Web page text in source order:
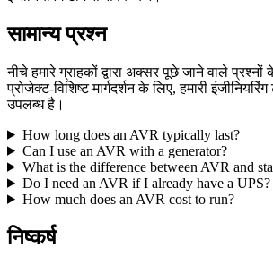
सामान्य प्रश्न
नीचे हमारे ग्राहकों द्वारा अक्सर पूछे जाने वाले प्रश्नों
प्रोजेक्ट-विशिष्ट मार्गदर्शन के लिए, हमारी
उपलब्ध है।
How long does an AVR typically last?
Can I use an AVR with a generator?
What is the difference between AVR and
Do I need an AVR if I already have a UPS?
How much does an AVR cost to run?
निष्कर्ष